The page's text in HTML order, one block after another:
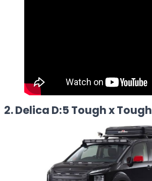
2. Delica D:5 Tough x Tough